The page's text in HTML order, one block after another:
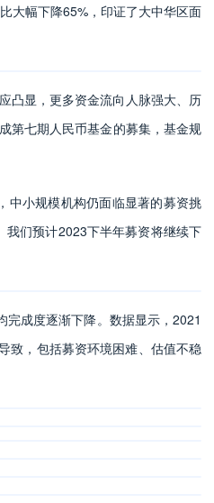
大幅下降65%，印证了大中华区面
凸显，更多资金流向人脉强大、历
第七期人民币基金的募集，基金规
中小规模机构仍面临显著的募资挑
们预计2023下半年募资将继续下
成度逐渐下降。数据显示，2021
致，包括募资环境困难、估值不稳